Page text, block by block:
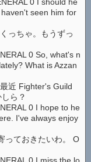
seen him for
っちゃ。もうずっ
0 So, what's n
What is Azzan
近 Fighter's Guild
ら？
0 I hope to he
I've always enjoy
っておきたいわ。 O